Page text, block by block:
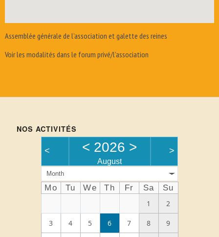
Assemblée générale de l’association et galette des reines
Voir les modalités dans le forum privé/l’association
NOS ACTIVITÉS
< < 2026 >
August
>
Month
Mo Tu We Th Fr Sa
Su
1
2
3 4 5 6 7 8 9